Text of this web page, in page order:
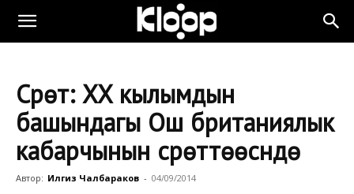
Сүрөт: XX кылымдын
башындагы Ош британиялык
кабарчынын сүрөттөөсүндө
Автор: Илгиз Чалбараков - 04/09/2014